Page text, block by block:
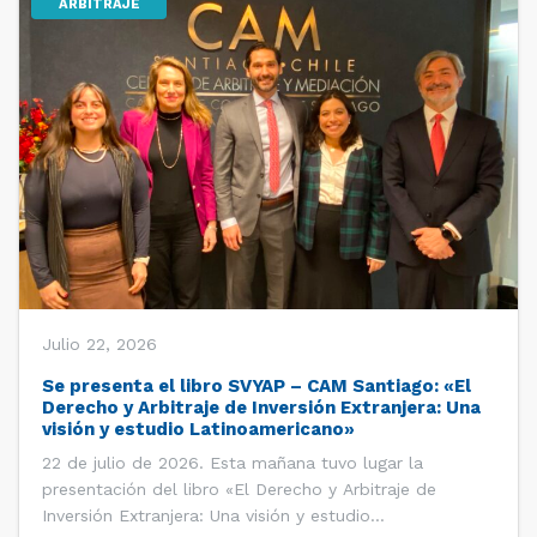
ARBITRAJE
Julio 22, 2026
Se presenta el libro SVYAP – CAM Santiago: «El
Derecho y Arbitraje de Inversión Extranjera: Una
visión y estudio Latinoamericano»
22 de julio de 2026. Esta mañana tuvo lugar la
presentación del libro «El Derecho y Arbitraje de
Inversión Extranjera: Una visión y estudio